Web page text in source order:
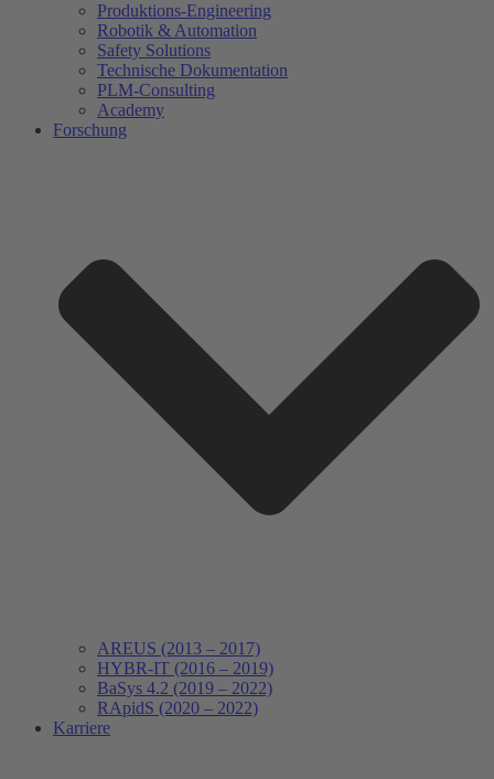
Produktions-Engineering
Robotik & Automation
Safety Solutions
Technische Dokumentation
PLM-Consulting
Academy
Forschung
AREUS (2013 – 2017)
HYBR-IT (2016 – 2019)
BaSys 4.2 (2019 – 2022)
RApidS (2020 – 2022)
Karriere